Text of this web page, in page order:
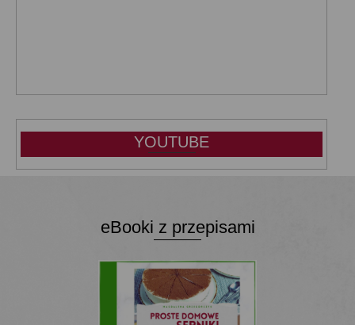
YOUTUBE
eBooki z przepisami